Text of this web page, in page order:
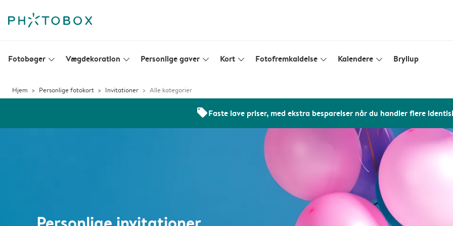
Fotobøger slim_arrow_down Vægdekoration slim_arrow_down Personlige gaver slim_arrow_down Kort slim_arrow_down Fotofremkaldelse slim_arrow_down Kalendere slim_arrow_down Bryllup
Hjem Personlige fotokort Invitationer Alle kategorier
offersFaste lave priser, med ekstra besparelser når du handler flere